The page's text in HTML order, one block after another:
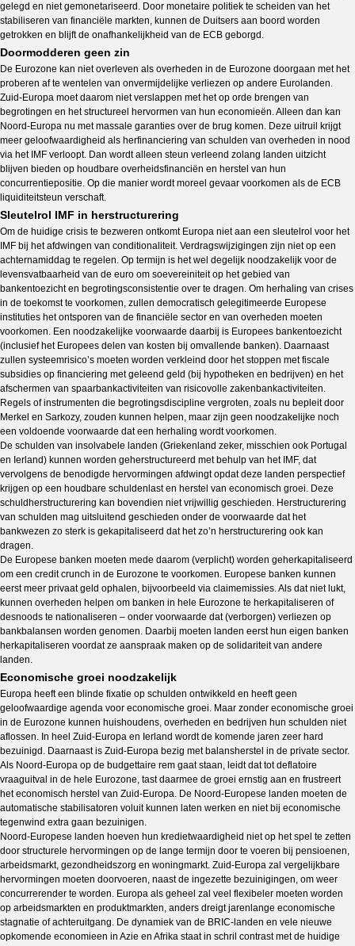
gelegd en niet gemonetariseerd. Door monetaire politiek te scheiden van het
stabiliseren van financiële markten, kunnen de Duitsers aan boord worden
getrokken en blijft de onafhankelijkheid van de ECB geborgd.
Doormodderen geen zin
De Eurozone kan niet overleven als overheden in de Eurozone doorgaan met het
proberen af te wentelen van onvermijdelijke verliezen op andere Eurolanden.
Zuid-Europa moet daarom niet verslappen met het op orde brengen van
begrotingen en het structureel hervormen van hun economieën. Alleen dan kan
Noord-Europa nu met massale garanties over de brug komen. Deze uitruil krijgt
meer geloofwaardigheid als herfinanciering van schulden van overheden in nood
via het IMF verloopt. Dan wordt alleen steun verleend zolang landen uitzicht
blijven bieden op houdbare overheidsfinanciën en herstel van hun
concurrentiepositie. Op die manier wordt moreel gevaar voorkomen als de ECB
liquiditeitsteun verschaft.
Sleutelrol IMF in herstructurering
Om de huidige crisis te bezweren ontkomt Europa niet aan een sleutelrol voor het
IMF bij het afdwingen van conditionaliteit. Verdragswijzigingen zijn niet op een
achternamiddag te regelen. Op termijn is het wel degelijk noodzakelijk voor de
levensvatbaarheid van de euro om soevereiniteit op het gebied van
bankentoezicht en begrotingsconsistentie over te dragen. Om herhaling van crises
in de toekomst te voorkomen, zullen democratisch gelegitimeerde Europese
instituties het ontsporen van de financiële sector en van overheden moeten
voorkomen. Een noodzakelijke voorwaarde daarbij is Europees bankentoezicht
(inclusief het Europees delen van kosten bij omvallende banken). Daarnaast
zullen systeemrisico’s moeten worden verkleind door het stoppen met fiscale
subsidies op financiering met geleend geld (bij hypotheken en bedrijven) en het
afschermen van spaarbankactiviteiten van risicovolle zakenbankactiviteiten.
Regels of instrumenten die begrotingsdiscipline vergroten, zoals nu bepleit door
Merkel en Sarkozy, zouden kunnen helpen, maar zijn geen noodzakelijke noch
een voldoende voorwaarde dat een herhaling wordt voorkomen.
De schulden van insolvabele landen (Griekenland zeker, misschien ook Portugal
en Ierland) kunnen worden geherstructureerd met behulp van het IMF, dat
vervolgens de benodigde hervormingen afdwingt opdat deze landen perspectief
krijgen op een houdbare schuldenlast en herstel van economisch groei. Deze
schuldherstructurering kan bovendien niet vrijwillig geschieden. Herstructurering
van schulden mag uitsluitend geschieden onder de voorwaarde dat het
bankwezen zo sterk is gekapitaliseerd dat het zo’n herstructurering ook kan
dragen.
De Europese banken moeten mede daarom (verplicht) worden geherkapitaliseerd
om een credit crunch in de Eurozone te voorkomen. Europese banken kunnen
eerst meer privaat geld ophalen, bijvoorbeeld via claimemissies. Als dat niet lukt,
kunnen overheden helpen om banken in hele Eurozone te herkapitaliseren of
desnoods te nationaliseren – onder voorwaarde dat (verborgen) verliezen op
bankbalansen worden genomen. Daarbij moeten landen eerst hun eigen banken
herkapitaliseren voordat ze aanspraak maken op de solidariteit van andere
landen.
Economische groei noodzakelijk
Europa heeft een blinde fixatie op schulden ontwikkeld en heeft geen
geloofwaardige agenda voor economische groei. Maar zonder economische groei
in de Eurozone kunnen huishoudens, overheden en bedrijven hun schulden niet
aflossen. In heel Zuid-Europa en Ierland wordt de komende jaren zeer hard
bezuinigd. Daarnaast is Zuid-Europa bezig met balansherstel in de private sector.
Als Noord-Europa op de budgettaire rem gaat staan, leidt dat tot deflatoire
vraaguitval in de hele Eurozone, tast daarmee de groei ernstig aan en frustreert
het economisch herstel van Zuid-Europa. De Noord-Europese landen moeten de
automatische stabilisatoren voluit kunnen laten werken en niet bij economische
tegenwind extra gaan bezuinigen.
Noord-Europese landen hoeven hun kredietwaardigheid niet op het spel te zetten
door structurele hervormingen op de lange termijn door te voeren bij pensioenen,
arbeidsmarkt, gezondheidszorg en woningmarkt. Zuid-Europa zal vergelijkbare
hervormingen moeten doorvoeren, naast de ingezette bezuinigingen, om weer
concurrerender te worden. Europa als geheel zal veel flexibeler moeten worden
op arbeidsmarkten en produktmarkten, anders dreigt jarenlange economische
stagnatie of achteruitgang. De dynamiek van de BRIC-landen en vele nieuwe
opkomende economieen in Azie en Afrika staat in schril contrast met de huidige